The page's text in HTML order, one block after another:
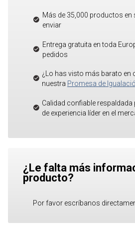
Más de 35,000 productos
enviar
Entrega gratuita en toda
pedidos
¿Lo has visto más barato en
nuestra Promesa de
Calidad confiable
de experiencia líder en el
¿Le falta más
producto?
Por favor escríbanos